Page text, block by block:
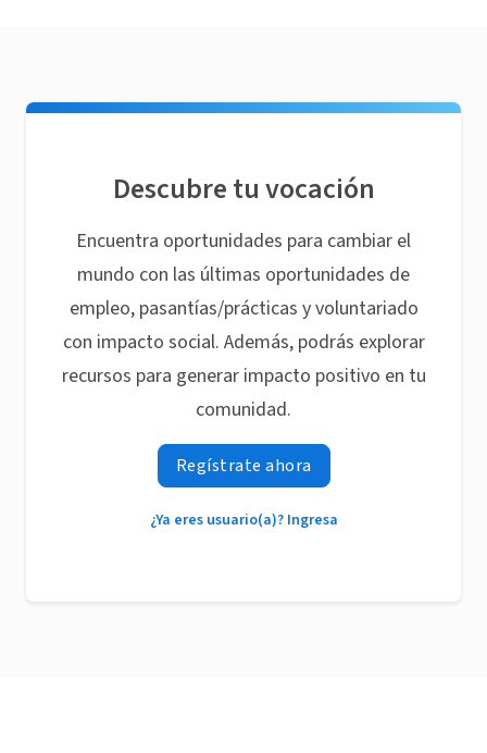
Descubre tu vocación
Encuentra oportunidades para cambiar el
mundo con las últimas oportunidades de
empleo, pasantías/prácticas y voluntariado
con impacto social. Además, podrás explorar
recursos para generar impacto positivo en tu
comunidad.
Regístrate ahora
¿Ya eres usuario(a)? Ingresa